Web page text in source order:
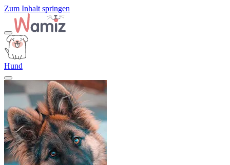
Zum Inhalt springen
Hund